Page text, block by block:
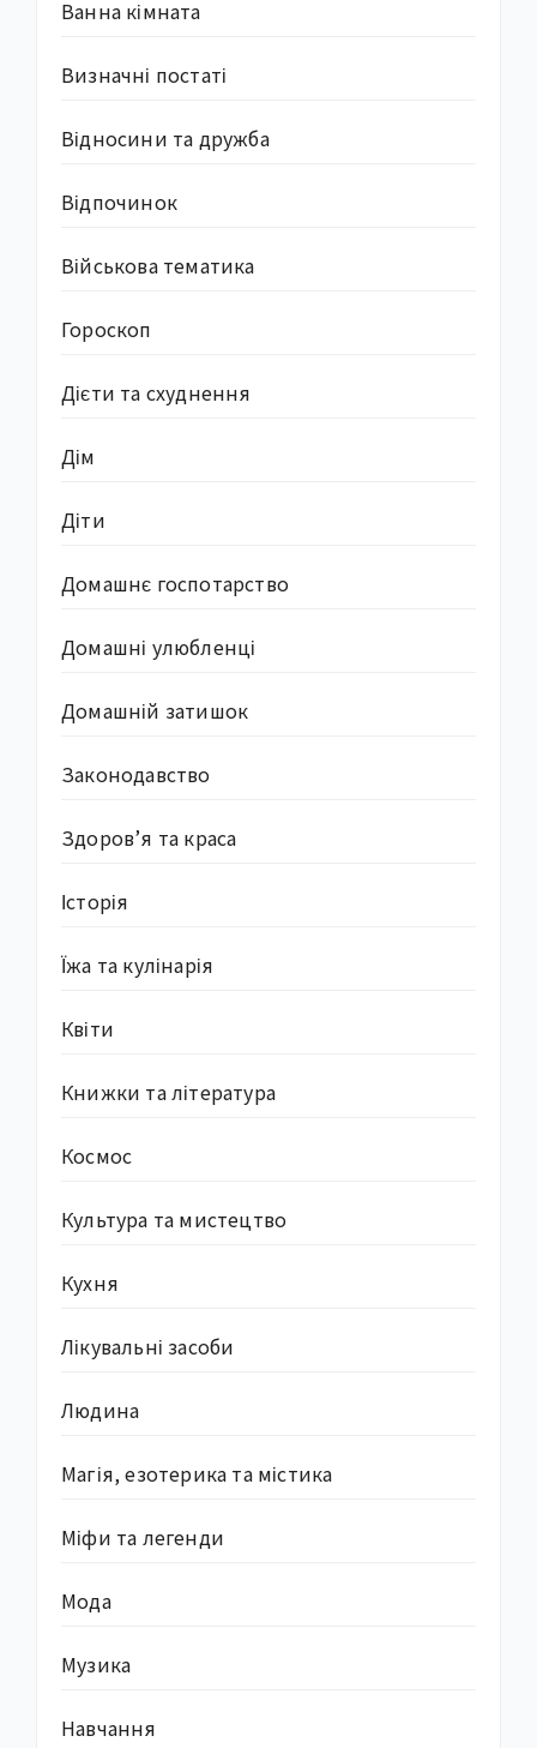
Ванна кімната
Визначні постаті
Відносини та дружба
Відпочинок
Військова тематика
Гороскоп
Дієти та схуднення
Дім
Діти
Домашнє госпотарство
Домашні улюбленці
Домашній затишок
Законодавство
Здоров’я та краса
Історія
Їжа та кулінарія
Квіти
Книжки та література
Космос
Культура та мистецтво
Кухня
Лікувальні засоби
Людина
Магія, езотерика та містика
Міфи та легенди
Мода
Музика
Навчання